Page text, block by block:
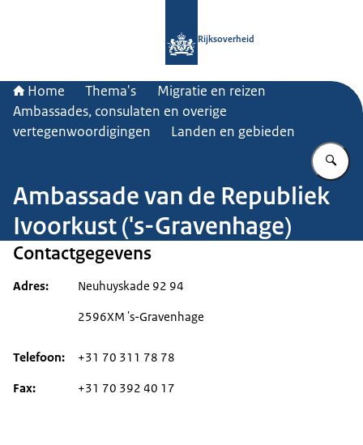
Rijksoverheid
Home Thema's
Migratie en reizen
Ambassades, consulaten en overige
vertegenwoordigingen
Landen en gebieden
Ambassade van de Republiek
Ivoorkust ('s-Gravenhage)
Contactgegevens
Adres
Neuhuyskade 92 94
2596XM 's-Gravenhage
Telefoon +31 70 311 78 78
Fax +31 70 392 40 17